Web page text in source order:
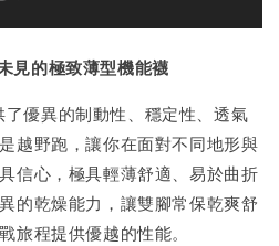
見的極致薄型機能襪
優異的制動性、穩定性、透氣
越野跑，讓你在面對不同地形與
信心，極具輕薄舒適、易於曲折
的乾燥能力，讓雙腳常保乾爽舒
旅程提供優越的性能。